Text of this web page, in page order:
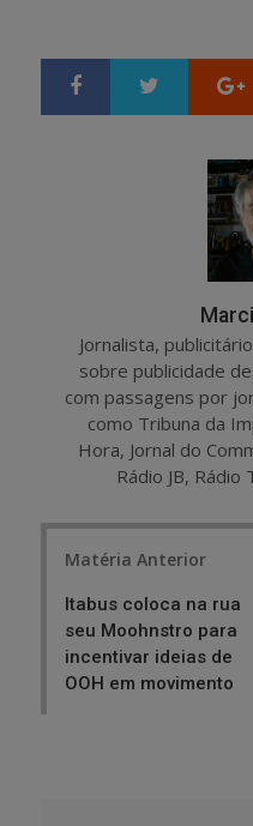
Jornalista,
sobre publicidade
com passagens por
como Tribuna da
Hora, Jornal do
Rádio JB, Rádio
Matéria Anterior
Itabus coloca na rua
seu Moohnstro para
incentivar ideias de
OOH em movimento